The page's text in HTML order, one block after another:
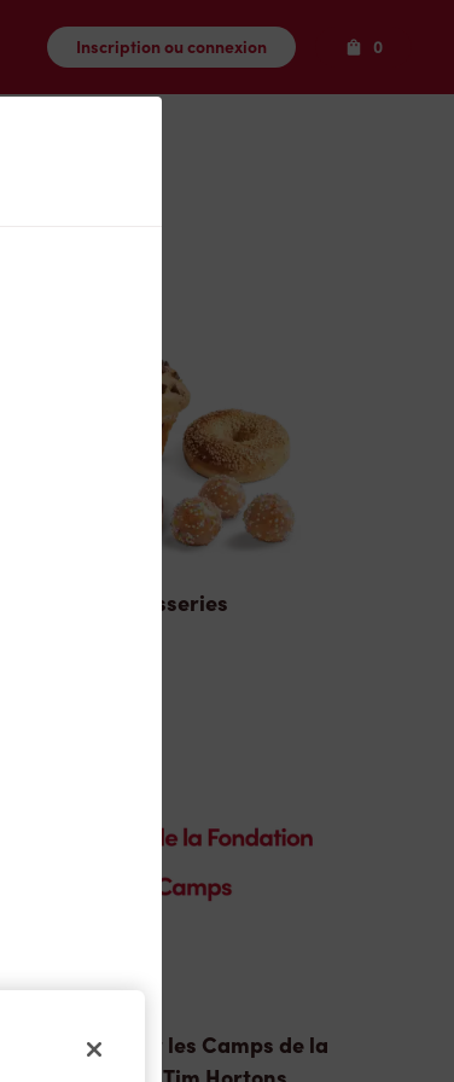
Inscription ou connexion 0Produits
Pâtisseries
Donation pour les Camps de la